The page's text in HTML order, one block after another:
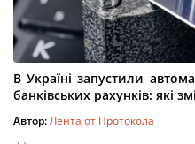
В Україні запустили
банківських рахунків: які
Автор:Лента от Протокола